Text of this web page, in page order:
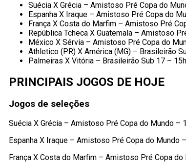
Suécia X Grécia – Amistoso Pré Copa do
Espanha X Iraque – Amistoso Pré Copa do
França X Costa do Marfim – Amistoso Pré
República Tcheca X Guatemala – Amistoso
México X Sérvia – Amistoso Pré Copa do
Athletico (PR) X América (MG) – Brasileirão
Palmeiras X Vitória – Brasileirão Sub 17 –
PRINCIPAIS JOGOS DE HOJE
Jogos de seleções
Suécia X Grécia – Amistoso Pré Copa do Mundo –
Espanha X Iraque – Amistoso Pré Copa do Mundo
França X Costa do Marfim – Amistoso Pré Copa